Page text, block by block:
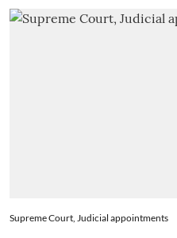
Supreme Court, Judicial appointments